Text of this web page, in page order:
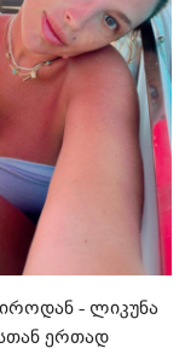
- ლიკუნა
ერთად